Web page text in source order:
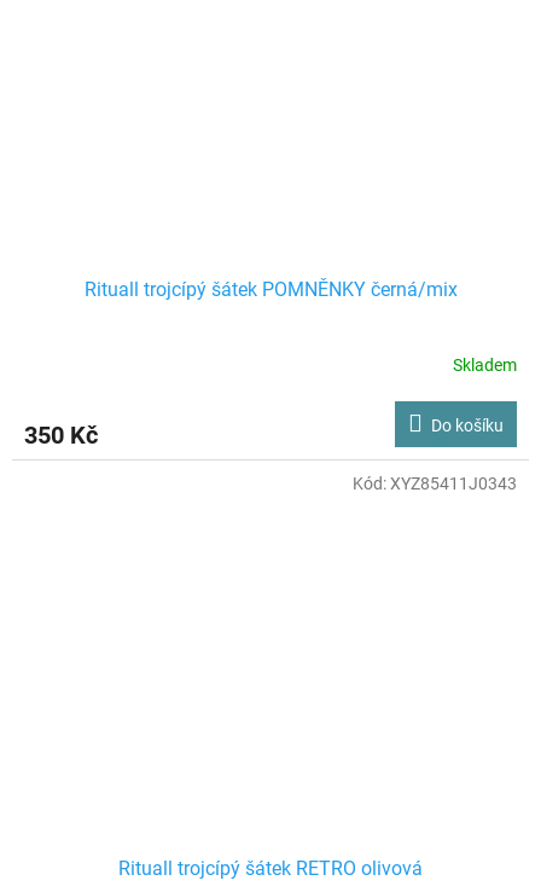
Rituall trojcípý šátek POMNĚNKY černá/mix
Skladem
350 Kč Do košíku
Rituall trojcípý šátek RETRO olivová
Kód:XYZ85411J0343